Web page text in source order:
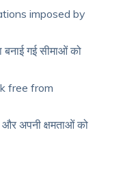
imposed by
बनाई गई सीमाओं को
free from
क्षमताओं को